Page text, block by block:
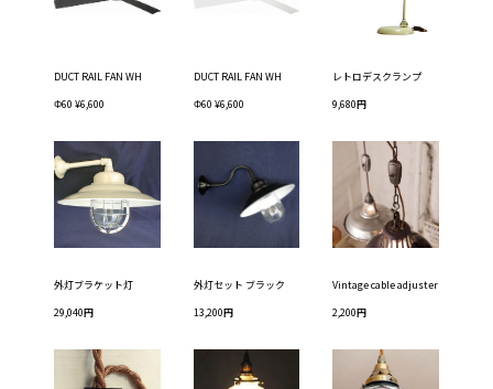
DUCT RAIL FAN WH
Φ60 ¥6,600
DUCT RAIL FAN WH
Φ60 ¥6,600
レトロデスクランプ
9,680円
外灯ブラケット灯
29,040円
外灯セット ブラック
13,200円
Vintage cable adjuster
2,200円